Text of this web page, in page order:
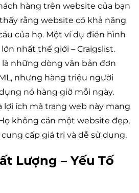
hàng trên website của bạn
rằng website có khả năng
của họ. Một ví dụ điển hình
nhất thế giới – Craigslist.
là những dòng văn bản đơn
nhưng hàng triệu người
nó hàng giờ mỗi ngày.
lợi ích mà trang web này mang
không cần một website đẹp,
cấp giá trị và dễ sử dụng.
Lượng – Yếu Tố